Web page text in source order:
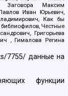
Заговора Максим
Иван Юрьевич,
Как бы
библиофилов, Честные
Григорьева
, Гималова Регина
7755/ данные на
функции